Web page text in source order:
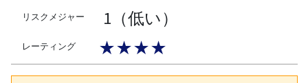
リスクメジャー 1（低い）
レーティング ★★★★